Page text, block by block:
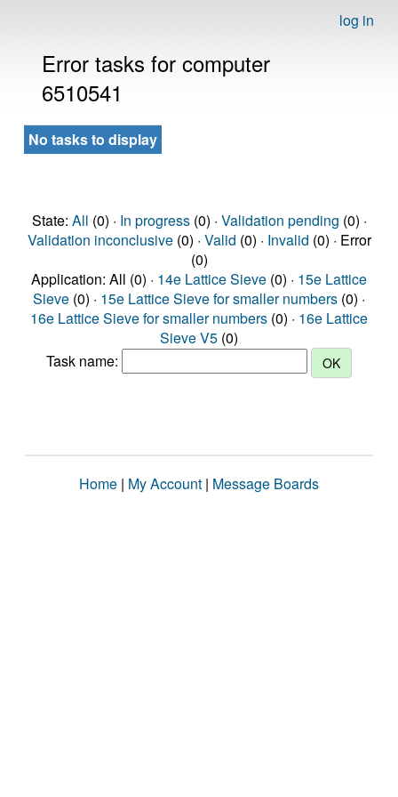
log in
Error tasks for computer
6510541
No tasks to display
State: All (0) · In progress(0) · Validation pending (0) ·
Validation inconclusive(0) · Valid (0) · Invalid (0) · Error
(0)
Application: All (0) · 14e Lattice Sieve (0) · 15e Lattice
Sieve (0) · 15e Lattice Sieve for smaller numbers (0) ·
16e Lattice Sieve for smaller numbers (0) · 16e Lattice
Sieve V5 (0)
Task name:
Home | My Account | Message Boards